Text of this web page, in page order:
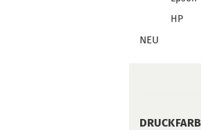
HP
NEU
DRUCKFARBE